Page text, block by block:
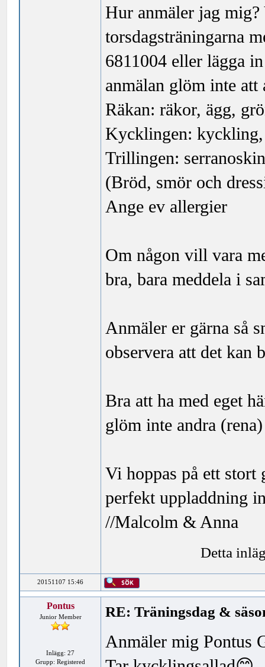
Hur anmäler jag
torsdagsträningarna
6811004 eller lägga
anmälan glöm inte
Räkan: räkor, ägg,
Kycklingen: kyckling,
Trillingen:
(Bröd, smör och
Ange ev allergier
Om någon vill vara
bra, bara meddela i
Anmäler er gärna så
observera att det kan
Bra att ha med eget
glöm inte andra
Vi hoppas på ett stort
perfekt uppladdning
//Malcolm & Anna
Detta
20151107 15:46
Pontus
Junior Member
Inlägg: 27
Grupp: Registered
RE: Träningsdag &
Anmäler mig Pontus